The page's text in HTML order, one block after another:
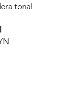
tonal